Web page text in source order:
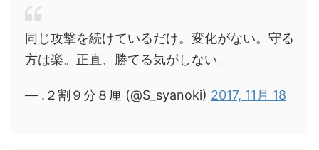
同じ攻撃を続けているだけ。変化がない。守る
方は楽。正直、勝てる気がしない。
— .２割９分８厘 (@S_syanoki) 2017, 11月 18